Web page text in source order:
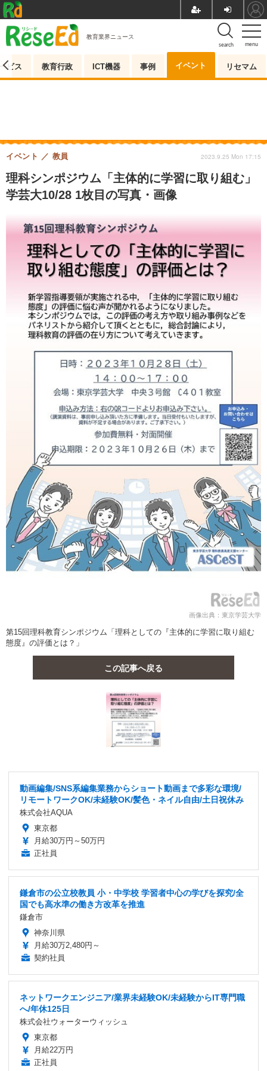
menu
search
教育業界ニュース
ビス 教育行政 ICT機器 事例 イベント リセマム
理科シンポジウム「主体的に学習に取り組む」
学芸大10/28 1枚目の写真・画像
イベント 教員 2023.9.25 Mon 17:15
画像出典：東京学芸大学
第15回理科教育シンポジウム「理科としての『主体的に学習に取り組む
態度』の評価とは？」
この記事へ戻る
動画編集/SNS系編集業務からショート動画まで多彩な環境/
リモートワークOK/未経験OK/髪色・ネイル自由/土日祝休み
株式会社AQUA
東京都
月給30万円～50万円
正社員
鎌倉市の公立校教員 小・中学校 学習者中心の学びを探究/全
国でも高水準の働き方改革を推進
鎌倉市
神奈川県
月給30万2,480円～
契約社員
ネットワークエンジニア/業界未経験OK/未経験からIT専門職
へ/年休125日
株式会社ウォーターウィッシュ
東京都
月給22万円
正社員